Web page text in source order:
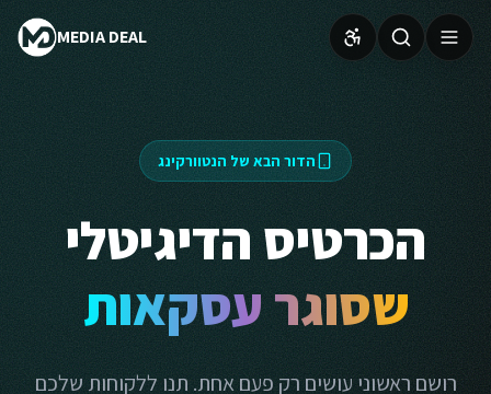
MEDIA DEAL
הדור הבא של הנטוורקינג
הכרטיס הדיגיטלי
שסוגר עסקאות
רושם ראשוני עושים רק פעם אחת. תנו ללקוחות שלכם